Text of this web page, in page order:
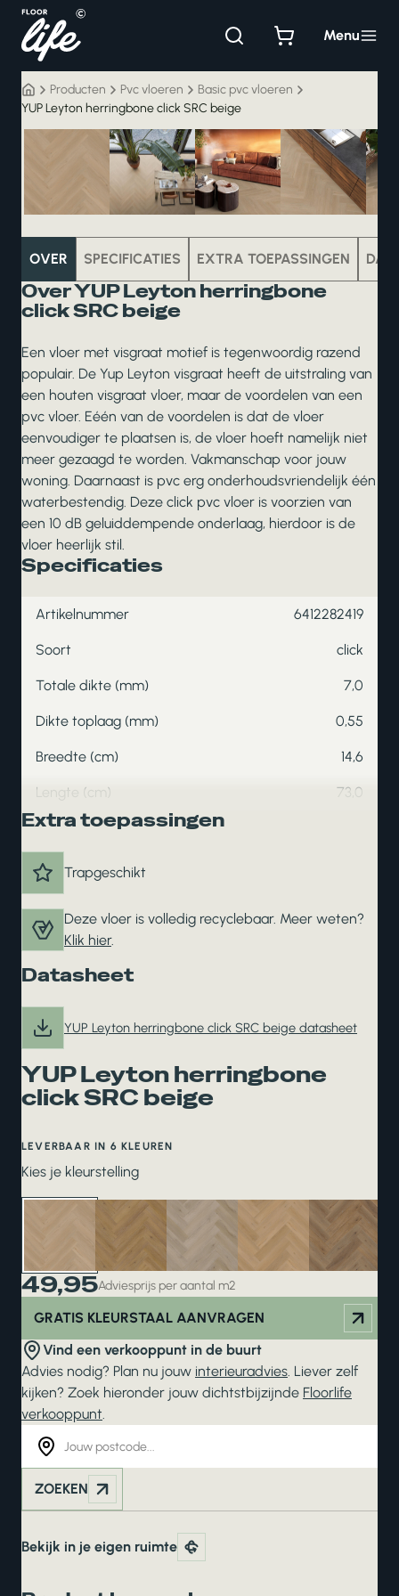
inhoud
Menu
Producten Pvc vloeren
Basic pvc vloeren
YUP Leyton herringbone click SRC beige
OVER SPECIFICATIES EXTRA TOEPASSINGEN
Over YUP Leyton herringbone
click SRC beige
Een vloer met visgraat motief is tegenwoordig razend
populair. De Yup Leyton visgraat heeft de uitstraling van
een houten visgraat vloer, maar de voordelen van een
pvc vloer. Eéén van de voordelen is dat de vloer
eenvoudiger te plaatsen is, de vloer hoeft namelijk niet
meer gezaagd te worden. Vakmanschap voor jouw
woning. Daarnaast is pvc erg onderhoudsvriendelijk één
waterbestendig. Deze click pvc vloer is voorzien van
een 10 dB geluiddempende onderlaag, hierdoor is de
vloer heerlijk stil.
Specificaties
Artikelnummer 6412282419
Soort click
Totale dikte (mm) 7,0
Dikte toplaag (mm) 0,55
Breedte (cm) 14,6
Lengte (cm) 73,0
Extra toepassingen
Trapgeschikt
Deze vloer is volledig recyclebaar. Meer weten?
Klik hier.
Datasheet
YUP Leyton herringbone click SRC beige datasheet
YUP Leyton herringbone
click SRC beige
LEVERBAAR IN 6 KLEUREN
Kies je kleurstelling
49,95Adviesprijs per aantal m2
GRATIS KLEURSTAAL AANVRAGEN
Vind een verkooppunt in de buurt
Advies nodig? Plan nu jouw interieuradvies. Liever zelf
kijken? Zoek hieronder jouw dichtstbijzijnde Floorlife
verkooppunt.
ZOEKEN
Bekijk in je eigen ruimte